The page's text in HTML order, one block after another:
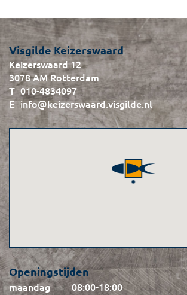
Visgilde Keizerswaard
Keizerswaard 12
3078 AM Rotterdam
010-4834097
info@keizerswaard.visgilde.nl
Openingstijden
maandag 08:00-18:00